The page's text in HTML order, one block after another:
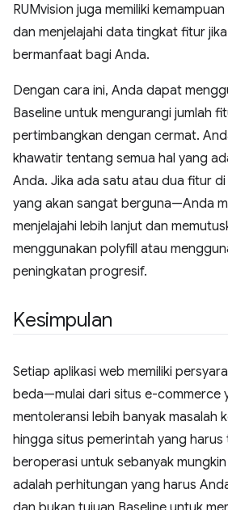
RUMvision juga memiliki
dan menjelajahi data tingkat fitur
bermanfaat bagi Anda.
Dengan cara ini, Anda dapat
Baseline untuk mengurangi jumlah
pertimbangkan dengan cermat.
khawatir tentang semua hal yang
Anda. Jika ada satu atau dua fitur
yang akan sangat berguna—Anda
menjelajahi lebih lanjut dan
menggunakan polyfill atau
peningkatan progresif.
Kesimpulan
Setiap aplikasi web memiliki
beda—mulai dari situs e-commerce
mentoleransi lebih banyak masalah
hingga situs pemerintah yang harus
beroperasi untuk sebanyak
adalah perhitungan yang harus